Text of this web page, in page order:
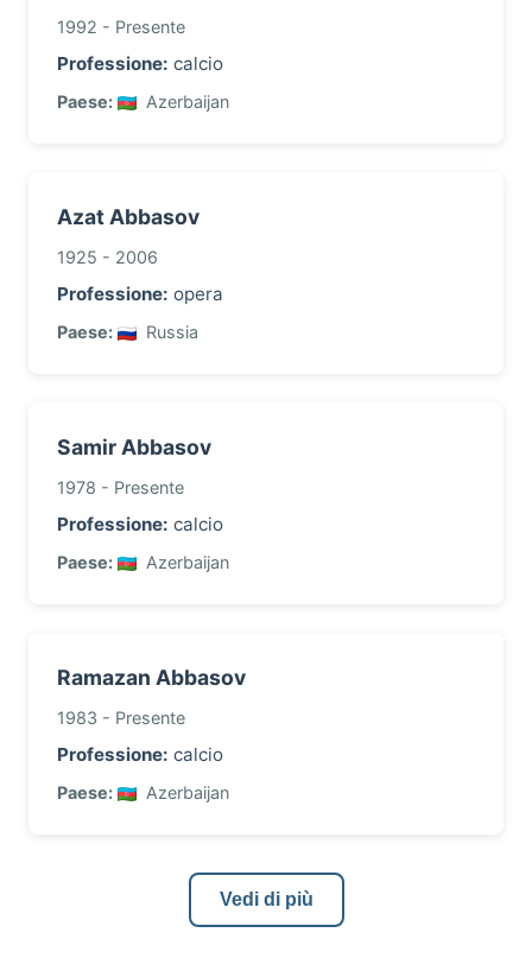
1992 - Presente
Professione: calcio
Paese: Azerbaijan
Azat Abbasov
1925 - 2006
Professione: opera
Paese: Russia
Samir Abbasov
1978 - Presente
Professione: calcio
Paese: Azerbaijan
Ramazan Abbasov
1983 - Presente
Professione: calcio
Paese: Azerbaijan
Vedi di più